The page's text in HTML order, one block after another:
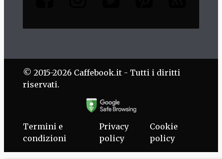
© 2015-2026 Caffebook.it - Tutti i diritti
riservati.
Termini e
condizioni
Privacy
policy
Cookie
policy